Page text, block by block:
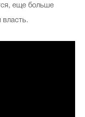
еще больше
власть.